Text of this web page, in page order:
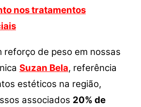
nos tratamentos
reforço de peso em nossas
Suzan Bela, referência
estéticos na região,
associados 20% de